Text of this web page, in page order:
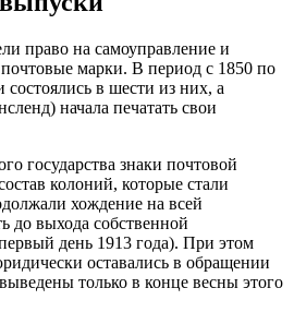
право на самоуправление и
марки. В период с 1850 по
в шести из них, а
начала печатать свои
государства знаки почтовой
колоний, которые стали
хождение на всей
до выхода собственной
день 1913 года). При этом
оставались в обращении
только в конце весны этого